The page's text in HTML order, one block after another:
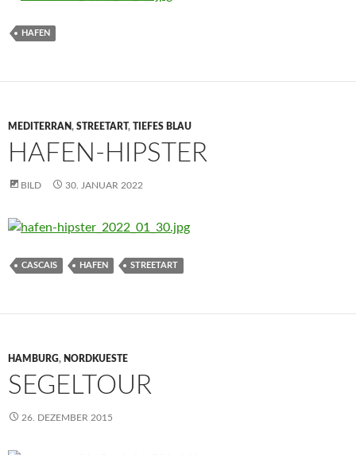
HAFEN
MEDITERRAN, STREETART, TIEFES BLAU
HAFEN-HIPSTER
BILD 30. JANUAR 2022
CASCAIS HAFEN STREETART
HAMBURG, NORDKUESTE
SEGELTOUR
26. DEZEMBER 2015